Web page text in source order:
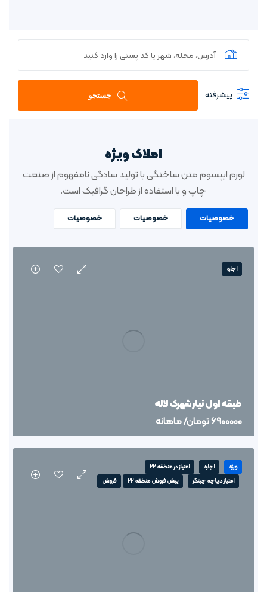
پیشرفته جستجو
املاک ویژه
لورم ایپسوم متن ساختگی با تولید سادگی نامفهوم از صنعت
چاپ و با استفاده از طراحان گرافیک است.
خصوصیات خصوصیات خصوصیات
طبقه اول نیار شهرک لاله
6900000تومان/ ماهانه
امتیاز در منطقه 22
امتیاز دریاچه چیتگر
پیش فروش منطقه 22 فروش